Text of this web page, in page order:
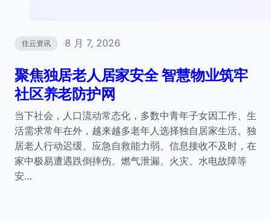
住云资讯 ·8 月 7, 2026
聚焦独居老人居家安全 智慧物业筑牢
社区养老防护网
当下社会，人口流动常态化，多数中青年子女因工作、生
活需求常年在外，越来越多老年人选择独自居家生活。独
居老人行动迟缓、应急自救能力弱、信息接收不及时，在
家中极易遭遇跌倒摔伤、燃气泄漏、火灾、水电故障等
安…